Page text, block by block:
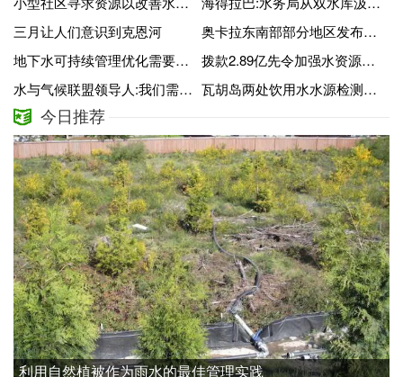
三月让人们意识到克恩河
奥卡拉东南部部分地区发布预防性烧水警告
地下水可持续管理优化需要系统思维方法
拨款2.89亿先令加强水资源管理
水与气候联盟领导人:我们需要紧急的综合行动
瓦胡岛两处饮用水水源检测出污染物
今日推荐
利用自然植被作为雨水的最佳管理实践